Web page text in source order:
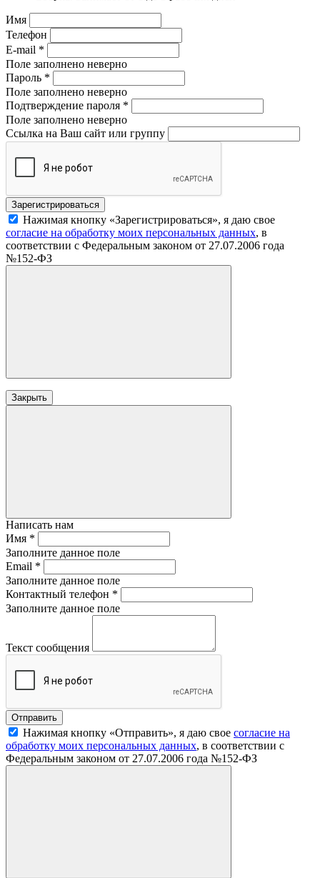
Имя
Телефон
E-mail *
Поле заполнено неверно
Пароль *
Поле заполнено неверно
Подтверждение пароля *
Поле заполнено неверно
Ссылка на Ваш сайт или группу
Нажимая кнопку «Зарегистрироваться», я даю свое
согласие на обработку моих персональных данных, в
соответствии с Федеральным законом от 27.07.2006 года
№152-ФЗ
Закрыть
Написать нам
Имя *
Заполните данное поле
Email *
Заполните данное поле
Контактный телефон *
Заполните данное поле
Текст сообщения
Нажимая кнопку «Отправить», я даю свое согласие на
обработку моих персональных данных, в соответствии с
Федеральным законом от 27.07.2006 года №152-ФЗ